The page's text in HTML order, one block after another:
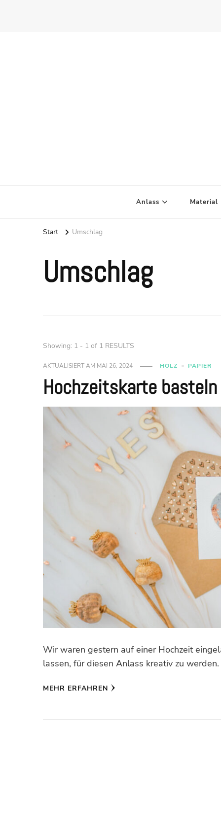
Anlass Material
Start Umschlag
Umschlag
Showing: 1 - 1 of 1 RESULTS
AKTUALISIERT AM MAI 26, 2024 HOLZ PAPIER
Hochzeitskarte basteln
Wir waren gestern auf einer Hochzeit
lassen, für diesen Anlass kreativ zu
MEHR ERFAHREN